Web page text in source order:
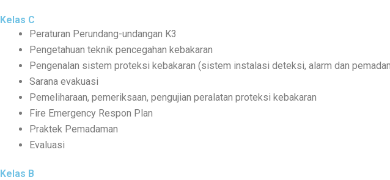
Kelas C
Peraturan Perundang-undangan K3
Pengetahuan teknik pencegahan kebakaran
Pengenalan sistem proteksi kebakaran (sistem instalasi deteksi, alarm dan
Sarana evakuasi
Pemeliharaan, pemeriksaan, pengujian peralatan proteksi kebakaran
Fire Emergency Respon Plan
Praktek Pemadaman
Evaluasi
Kelas B